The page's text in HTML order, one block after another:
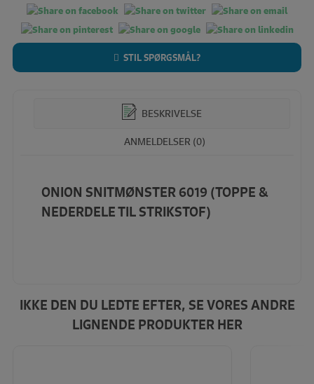
STIL SPØRGSMÅL?
BESKRIVELSE
ANMELDELSER (0)
ONION SNITMØNSTER 6019 (TOPPE &
NEDERDELE TIL STRIKSTOF)
IKKE DEN DU LEDTE EFTER, SE VORES ANDRE
LIGNENDE PRODUKTER HER